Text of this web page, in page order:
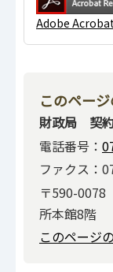
Adobe
このペー
財政局 契
電話番号：
ファクス：
〒590-
所本館8階
このページ